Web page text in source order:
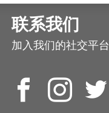
联系我们
加入我们的社交平台